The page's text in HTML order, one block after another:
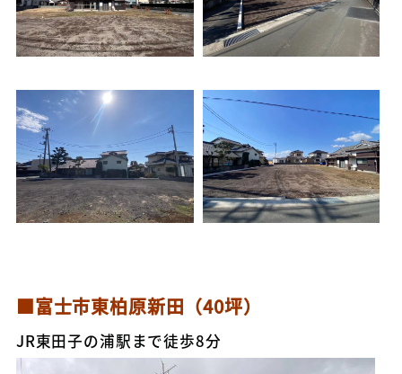
■富士市東柏原新田（40坪）
JR東田子の浦駅まで徒歩8分